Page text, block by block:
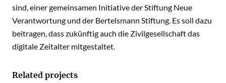
sind, einer gemeinsamen Initiative der Stiftung Neue
Verantwortung und der Bertelsmann Stiftung. Es soll dazu
beitragen, dass zukünftig auch die Zivilgesellschaft das
digitale Zeitalter mitgestaltet.
Related projects